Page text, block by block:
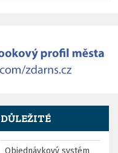
DŮLEŽITÉ
Objednávkový systém